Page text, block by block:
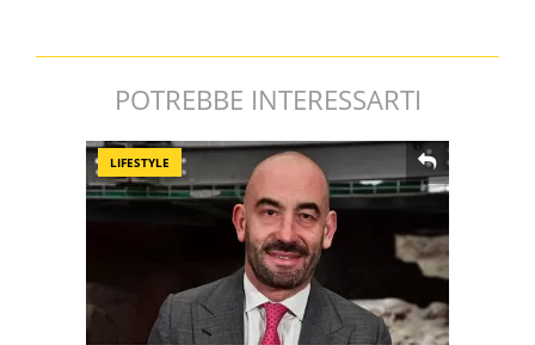
POTREBBE INTERESSARTI
LIFESTYLE